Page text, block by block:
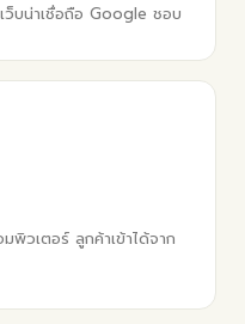
ว็บน่าเชื่อถือ Google ชอบ
วเตอร์ ลูกค้าเข้าได้จาก